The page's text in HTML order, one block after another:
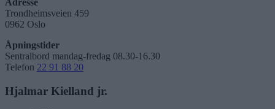
Trondheimsveien 459
0962 Oslo
Åpningstider
Sentralbord mandag-fredag 08.30-16.30
Telefon 22 91 88 20
Hjalmar Kielland jr.